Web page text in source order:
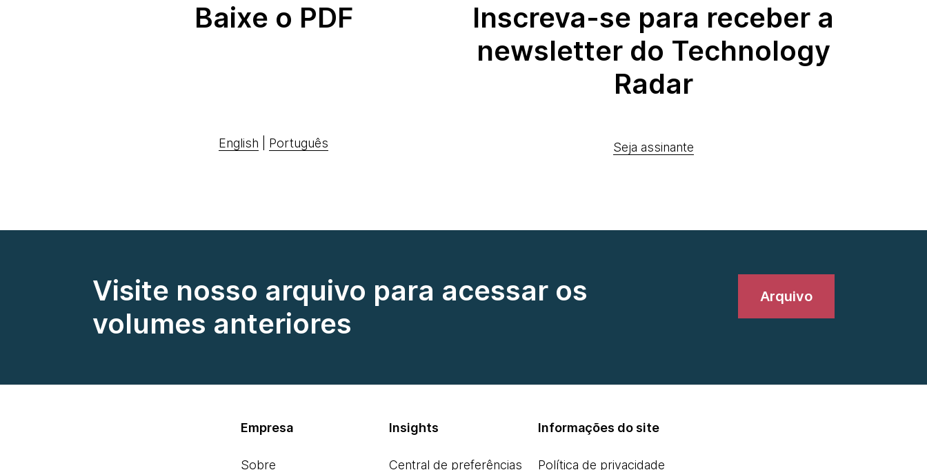
Baixe o PDF
English Português
Inscreva-se para receber a
newsletter do Technology
Radar
Seja assinante
Visite nosso arquivo para acessar os
volumes anteriores
Arquivo
Empresa
Sobre
Insights
Central de preferências
Informações do site
Política de privacidade